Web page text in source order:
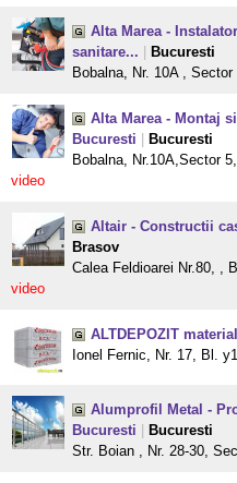
Alta Marea -
sanitare...
Bucuresti
Bobalna, Nr. 10A ,
Alta Marea - Montaj
Bucuresti
Bucuresti
Bobalna, Nr.10A,Sector
video
Altair - Constructii
Brasov
Calea Feldioarei Nr.80, ,
video
ALTDEPOZIT
Ionel Fernic, Nr. 17, Bl.
Alumprofil Metal -
Bucuresti
Bucuresti
Str. Boian , Nr. 28-30,